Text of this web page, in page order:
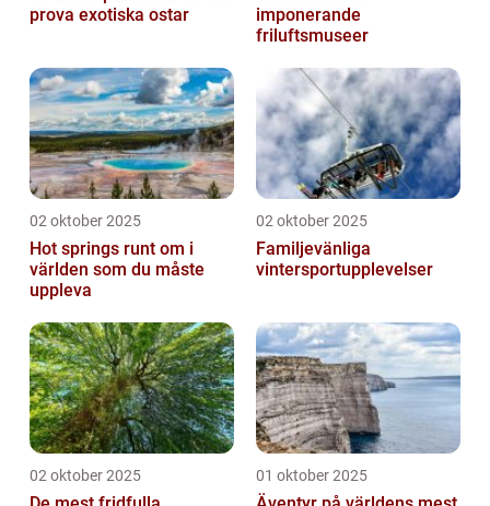
prova exotiska ostar
imponerande
friluftsmuseer
02 oktober 2025
Hot springs runt om i
världen som du måste
uppleva
02 oktober 2025
Familjevänliga
vintersportupplevelser
02 oktober 2025 01 oktober 2025